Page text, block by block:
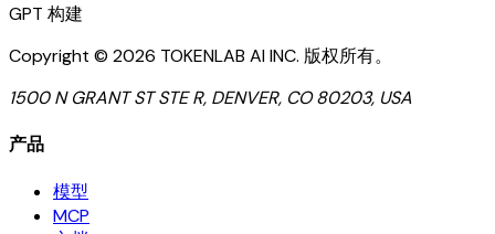
GPT 构建
Copyright © 2026 TOKENLAB AI INC. 版权所有。
1500 N GRANT ST STE R, DENVER, CO 80203, USA
产品
模型
MCP